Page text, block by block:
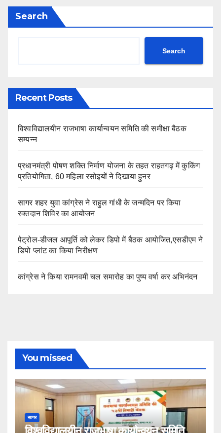
Search
Search
Recent Posts
विश्वविद्यालयीन राजभाषा कार्यान्वयन समिति की समीक्षा बैठक
सम्पन्न
प्रधानमंत्री पोषण शक्ति निर्माण योजना के तहत राहतगढ़ में कुकिंग
प्रतियोगिता, 60 महिला रसोइयों ने दिखाया हुनर
सागर शहर युवा कांग्रेस ने राहुल गांधी के जन्मदिन पर किया
रक्तदान शिविर का आयोजन
पेट्रोल-डीजल आपूर्ति को लेकर डिपो में बैठक आयोजित,एसडीएम ने
डिपो प्लांट का किया निरीक्षण
कांग्रेस ने किया रामनवमी चल समारोह का पुष्प वर्षा कर अभिनंदन
You missed
सागर